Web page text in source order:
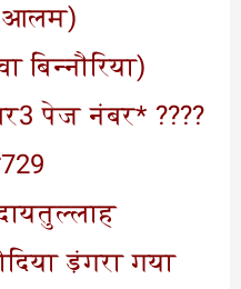
(वल्लाहु आलम)
(मुस्तफाद: फतावा बिन्नौरिया
नंबर3 पेज नंबर
729*????
ड़ंगरा गया